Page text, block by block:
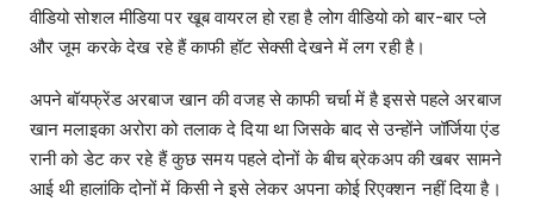
वीडियो सोशल मीडिया पर खूब वायरल हो रहा है लोग वीडियो को बार-बार प्ले
और जूम करके देख रहे हैं काफी हॉट सेक्सी देखने में लग रही है।
अपने बॉयफ्रेंड अरबाज खान की वजह से काफी चर्चा में है इससे पहले अरबाज
खान मलाइका अरोरा को तलाक दे दिया था जिसके बाद से उन्होंने जॉर्जिया एंड
रानी को डेट कर रहे हैं कुछ समय पहले दोनों के बीच ब्रेकअप की खबर सामने
आई थी हालांकि दोनों में किसी ने इसे लेकर अपना कोई रिएक्शन नहीं दिया है।